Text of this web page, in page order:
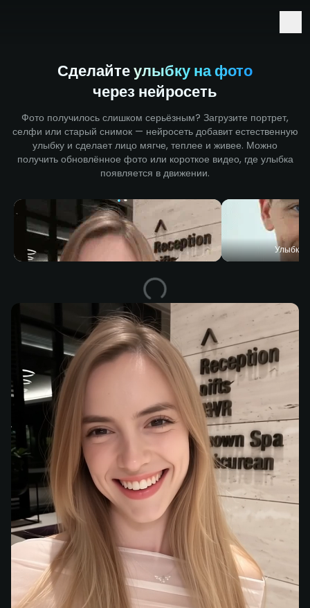
Сделайтеулыбку на фото
через нейросеть
Фото получилось слишком серьёзным? Загрузите портрет,
селфи или старый снимок — нейросеть добавит естественную
улыбку и сделает лицо мягче, теплее и живее. Можно
получить обновлённое фото или короткое видео, где улыбка
появляется в движении.
Улыбка С Зубами
Улыбка